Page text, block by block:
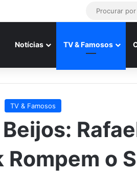
Notícias TV & Famosos
TV & Famosos
Rompem o